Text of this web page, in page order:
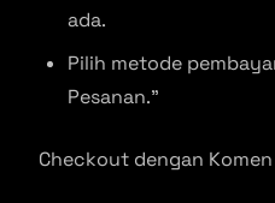
ada.
Pilih metode
Pesanan.”
Checkout dengan Komen